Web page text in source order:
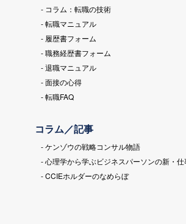
- コラム：転職の技術
- 転職マニュアル
- 履歴書フォーム
- 職務経歴書フォーム
- 退職マニュアル
- 面接の心得
- 転職FAQ
コラム／記事
- ケンゾウの戦略コンサル物語
- 心理学から学ぶビジネスパーソンの新・
- CCIEホルダーのなめらぼ